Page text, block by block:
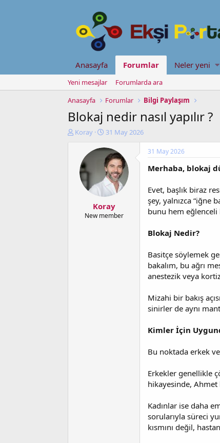
Anasayfa Forumlar Neler yeni
Yeni mesajlar
Forumlarda ara
Anasayfa
Forumlar Bilgi Paylaşım
Blokaj nedir nasıl yapılır ?
K
Koray
B
ş
l
a
n
g
ı
ç
t
31 May 2026
Koray
New member
31 May 2026
Merhaba, blokaj
Evet, başlık biraz
şey, yalnızca “iğne
bunu hem
Blokaj Nedir?
Basitçe söylemek
bakalım, bu ağrı
anestezik veya
Mizahi bir bakış
sinirler de aynı
Kimler İçin
Bu noktada erkek
Erkekler genellikle
hikayesinde, Ahmet
Kadınlar ise daha
sorularıyla süreci
kısmını değil,